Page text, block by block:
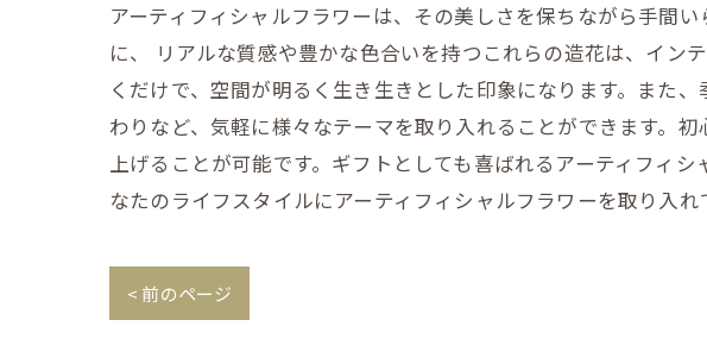
アーティフィシャルフラワーは、その美しさを保ちながら手間
に、 リアルな質感や豊かな色合いを持つこれらの造花は、イン
くだけで、空間が明るく生き生きとした印象になります。また
わりなど、気軽に様々なテーマを取り入れることができます。
上げることが可能です。ギフトとしても喜ばれるアーティフィ
なたのライフスタイルにアーティフィシャルフラワーを取り入れ
< 前のページ